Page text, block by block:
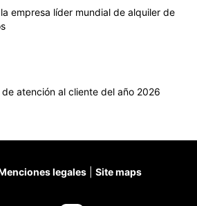
empresa líder mundial de alquiler de
de atención al cliente del año 2026
legales Site maps